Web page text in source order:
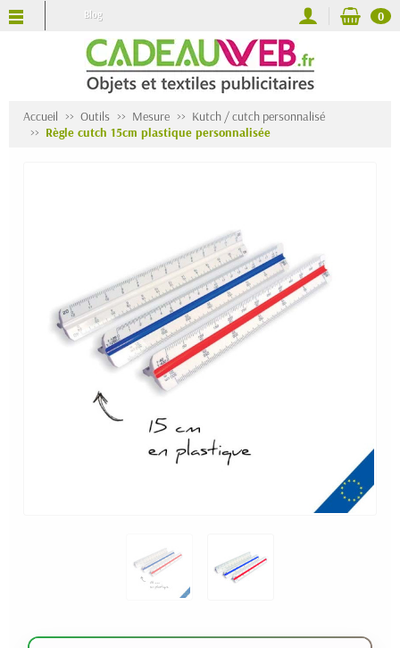
Blog 0
Accueil Outils Mesure
Kutch / cutch personnalisé
Règle cutch 15cm plastique personnalisée